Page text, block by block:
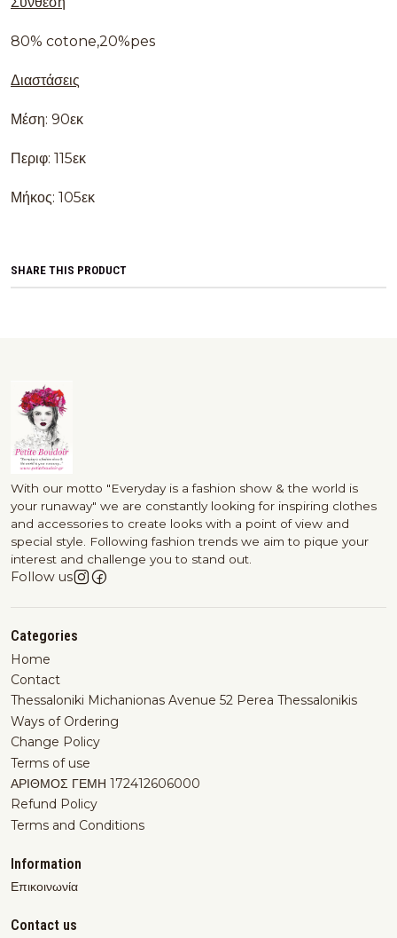
80% cotone,20%pes
Διαστάσεις
Μέση: 90εκ
Περιφ: 115εκ
Μήκος: 105εκ
SHARE THIS PRODUCT
With our motto "Everyday is a fashion show & the world is
your runaway" we are constantly looking for inspiring clothes
and accessories to create looks with a point of view and
special style. Following fashion trends we aim to pique your
interest and challenge you to stand out.
Follow us
Categories
Home
Contact
Thessaloniki Michanionas Avenue 52 Perea Thessalonikis
Ways of Ordering
Change Policy
Terms of use
ΑΡΙΘΜΟΣ ΓΕΜΗ 172412606000
Refund Policy
Terms and Conditions
Information
Επικοινωνία
Contact us